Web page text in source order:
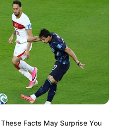
Facts May Surprise You